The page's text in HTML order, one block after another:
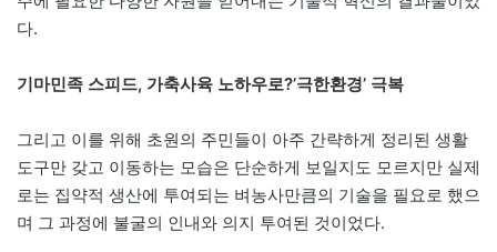
다.
기마민족 스피드, 가축사육 노하우로?’극한환경’ 극복
그리고 이를 위해 초원의 주민들이 아주 간략하게 정리된 생활
도구만 갖고 이동하는 모습은 단순하게 보일지도 모르지만 실제
로는 집약적 생산에 투여되는 벼농사만큼의 기술을 필요로 했으
며 그 과정에 불굴의 인내와 의지 투여된 것이었다.